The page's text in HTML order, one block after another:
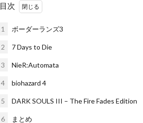
目次
1 ボーダーランズ3
2 7 Days to Die
3 NieR:Automata
4 biohazard 4
5 DARK SOULS III – The Fire Fades Edition
6 まとめ